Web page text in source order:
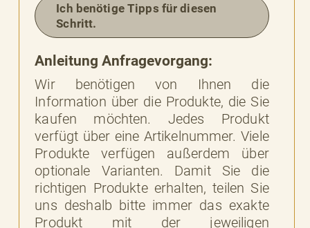
Ich benötige Tipps für diesen
Schritt.
Anleitung Anfragevorgang:
Wir benötigen von Ihnen die
Information über die Produkte, die Sie
kaufen möchten. Jedes Produkt
verfügt über eine Artikelnummer. Viele
Produkte verfügen außerdem über
optionale Varianten. Damit Sie die
richtigen Produkte erhalten, teilen Sie
uns deshalb bitte immer das exakte
Produkt mit der jeweiligen